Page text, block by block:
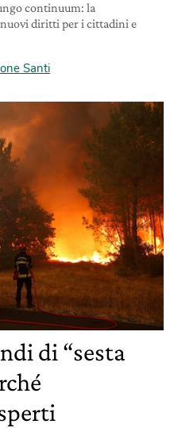
continuum: la
nuovi diritti per i cittadini e
Santi
di “sesta